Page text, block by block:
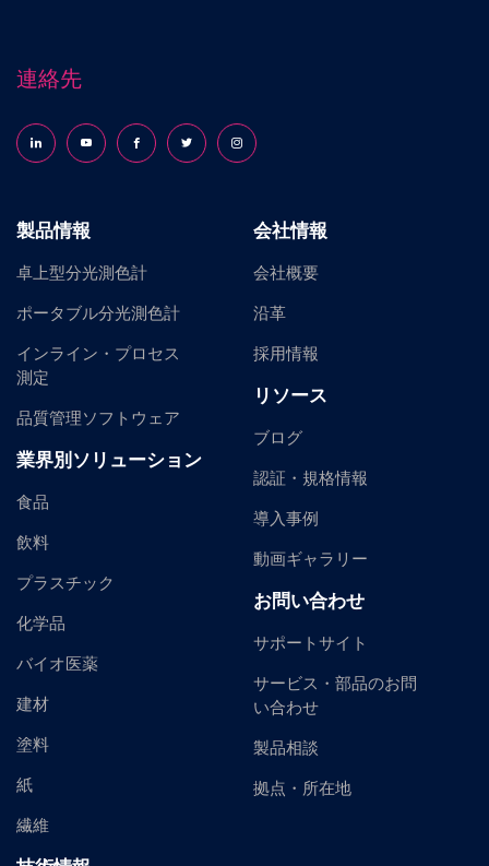
連絡先
Follow us on LinkedInFollow us on YouTubeFollow us on Facebook
Follow us on X (formerly Twitter)
Follow us on Instagram
製品情報
卓上型分光測色計
ポータブル分光測色計
インライン・プロセス
測定
品質管理ソフトウェア
業界別ソリューション
食品
飲料
プラスチック
化学品
バイオ医薬
建材
塗料
紙
繊維
会社情報
会社概要
沿革
採用情報
リソース
ブログ
認証・規格情報
導入事例
動画ギャラリー
お問い合わせ
サポートサイト
サービス・部品のお問
い合わせ
製品相談
拠点・所在地